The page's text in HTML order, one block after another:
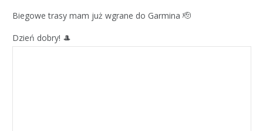
Biegowe trasy mam już wgrane do Garmina 🫡
Dzień dobry! 🎩